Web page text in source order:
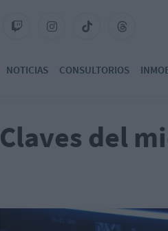
NOTICIAS CONSULTORIOS
Claves del